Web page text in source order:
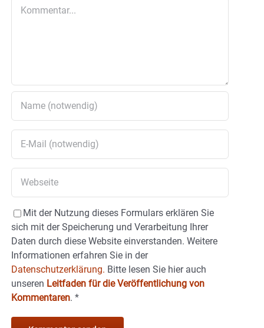
Mit der Nutzung dieses Formulars erklären Sie
sich mit der Speicherung und Verarbeitung Ihrer
Daten durch diese Website einverstanden. Weitere
Informationen erfahren Sie in der
Datenschutzerklärung. Bitte lesen Sie hier auch
unseren Leitfaden für die Veröffentlichung von
Kommentaren. *